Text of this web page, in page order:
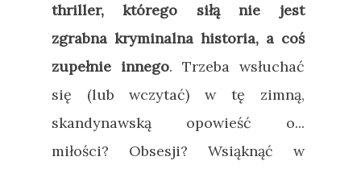
thriller, którego siłą nie jest
zgrabna kryminalna historia, a coś
zupełnie innego. Trzeba wsłuchać
się (lub wczytać) w tę zimną,
skandynawską opowieść o...
miłości? Obsesji? Wsiąknąć w